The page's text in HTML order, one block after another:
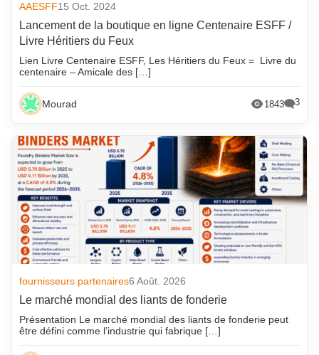
AAESFF15 Oct. 2024
Lancement de la boutique en ligne Centenaire ESFF /
Livre Héritiers du Feux
Lien Livre Centenaire ESFF, Les Héritiers du Feux = Livre du
centenaire – Amicale des […]
Mourad 1843 3
fournisseurs partenaires6 Août. 2026
Le marché mondial des liants de fonderie
Présentation Le marché mondial des liants de fonderie peut
être défini comme l’industrie qui fabrique […]